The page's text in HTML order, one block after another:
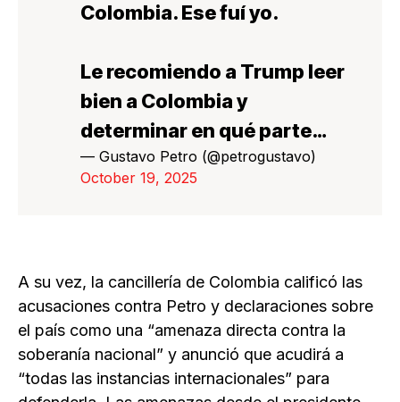
Colombia. Ese fuí yo.
Le recomiendo a Trump leer
bien a Colombia y
determinar en qué parte…
— Gustavo Petro (@petrogustavo)
October 19, 2025
A su vez, la cancillería de Colombia calificó las
acusaciones contra Petro y declaraciones sobre
el país como una “amenaza directa contra la
soberanía nacional” y anunció que acudirá a
“todas las instancias internacionales” para